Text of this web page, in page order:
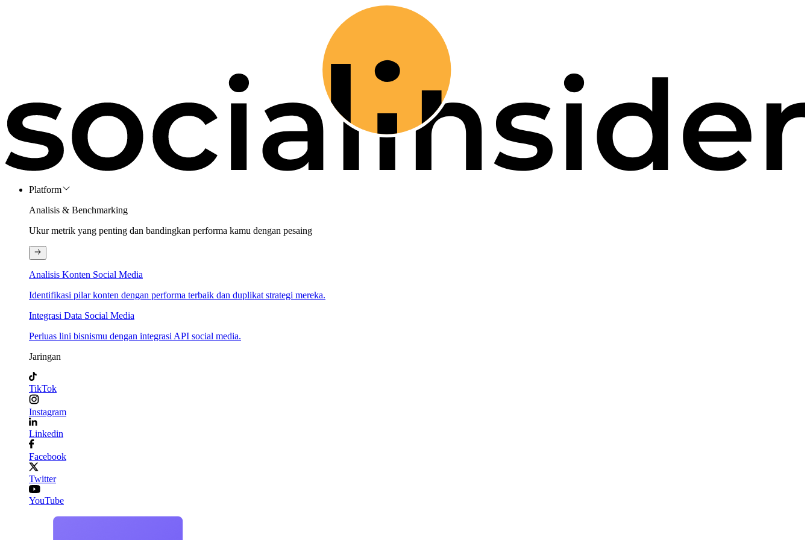
Platform
Analisis & Benchmarking
Ukur metrik yang penting dan bandingkan performa kamu dengan pesaing
Analisis Konten Social Media
Identifikasi pilar konten dengan performa terbaik dan duplikat strategi mereka.
Integrasi Data Social Media
Perluas lini bisnismu dengan integrasi API social media.
Jaringan
TikTok
Instagram
Linkedin
Facebook
Twitter
YouTube